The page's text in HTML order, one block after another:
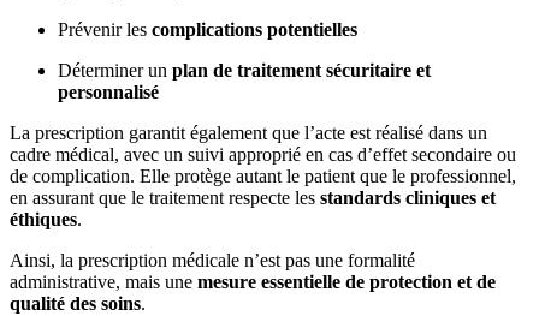
Prévenir les complications potentielles
Déterminer un plan de traitement sécuritaire et
personnalisé
La prescription garantit également que l’acte est réalisé dans un
cadre médical, avec un suivi approprié en cas d’effet secondaire ou
de complication. Elle protège autant le patient que le professionnel,
en assurant que le traitement respecte les standards cliniques et
éthiques.
Ainsi, la prescription médicale n’est pas une formalité
administrative, mais une mesure essentielle de protection et de
qualité des soins.